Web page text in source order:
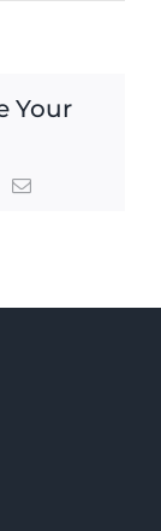
Your
Email